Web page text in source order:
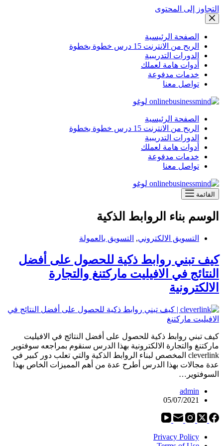
التجاوز إلى المحتوى
الصفحة الرئيسية
الربح من الانترنت 15 درس خطوة بخطوة
الدورات التدريبية
أدوات هامة لعملك
خدمات مدفوعة
تواصل معنا
الصفحة الرئيسية
الربح من الانترنت 15 درس خطوة بخطوة
الدورات التدريبية
أدوات هامة لعملك
خدمات مدفوعة
تواصل معنا
القائمة
الوسم بناء الروابط الذكية
التسويق الالكتروني, التسويق بالعمولة
كيف تبني روابط ذكية للحصول على أفضل
النتائج في الافيليت ماركتنغ والتجارة
الالكترونية
كيف تبني روابط ذكية للحصول على أفضل النتائج في الافيليت
ماركتنغ والتجارة الالكترونية بهذا الدرس سنقوم بمراجعه سوفتوير
cleverlink المخصص لبناء الروابط الذكية والتي تعلب دور كبير في
عدة مجالات بهذا الدرس أطرح عدة من أهم المميزات الخاص بهذا
السوفتوير…
admin
05/07/2021
Privacy Policy